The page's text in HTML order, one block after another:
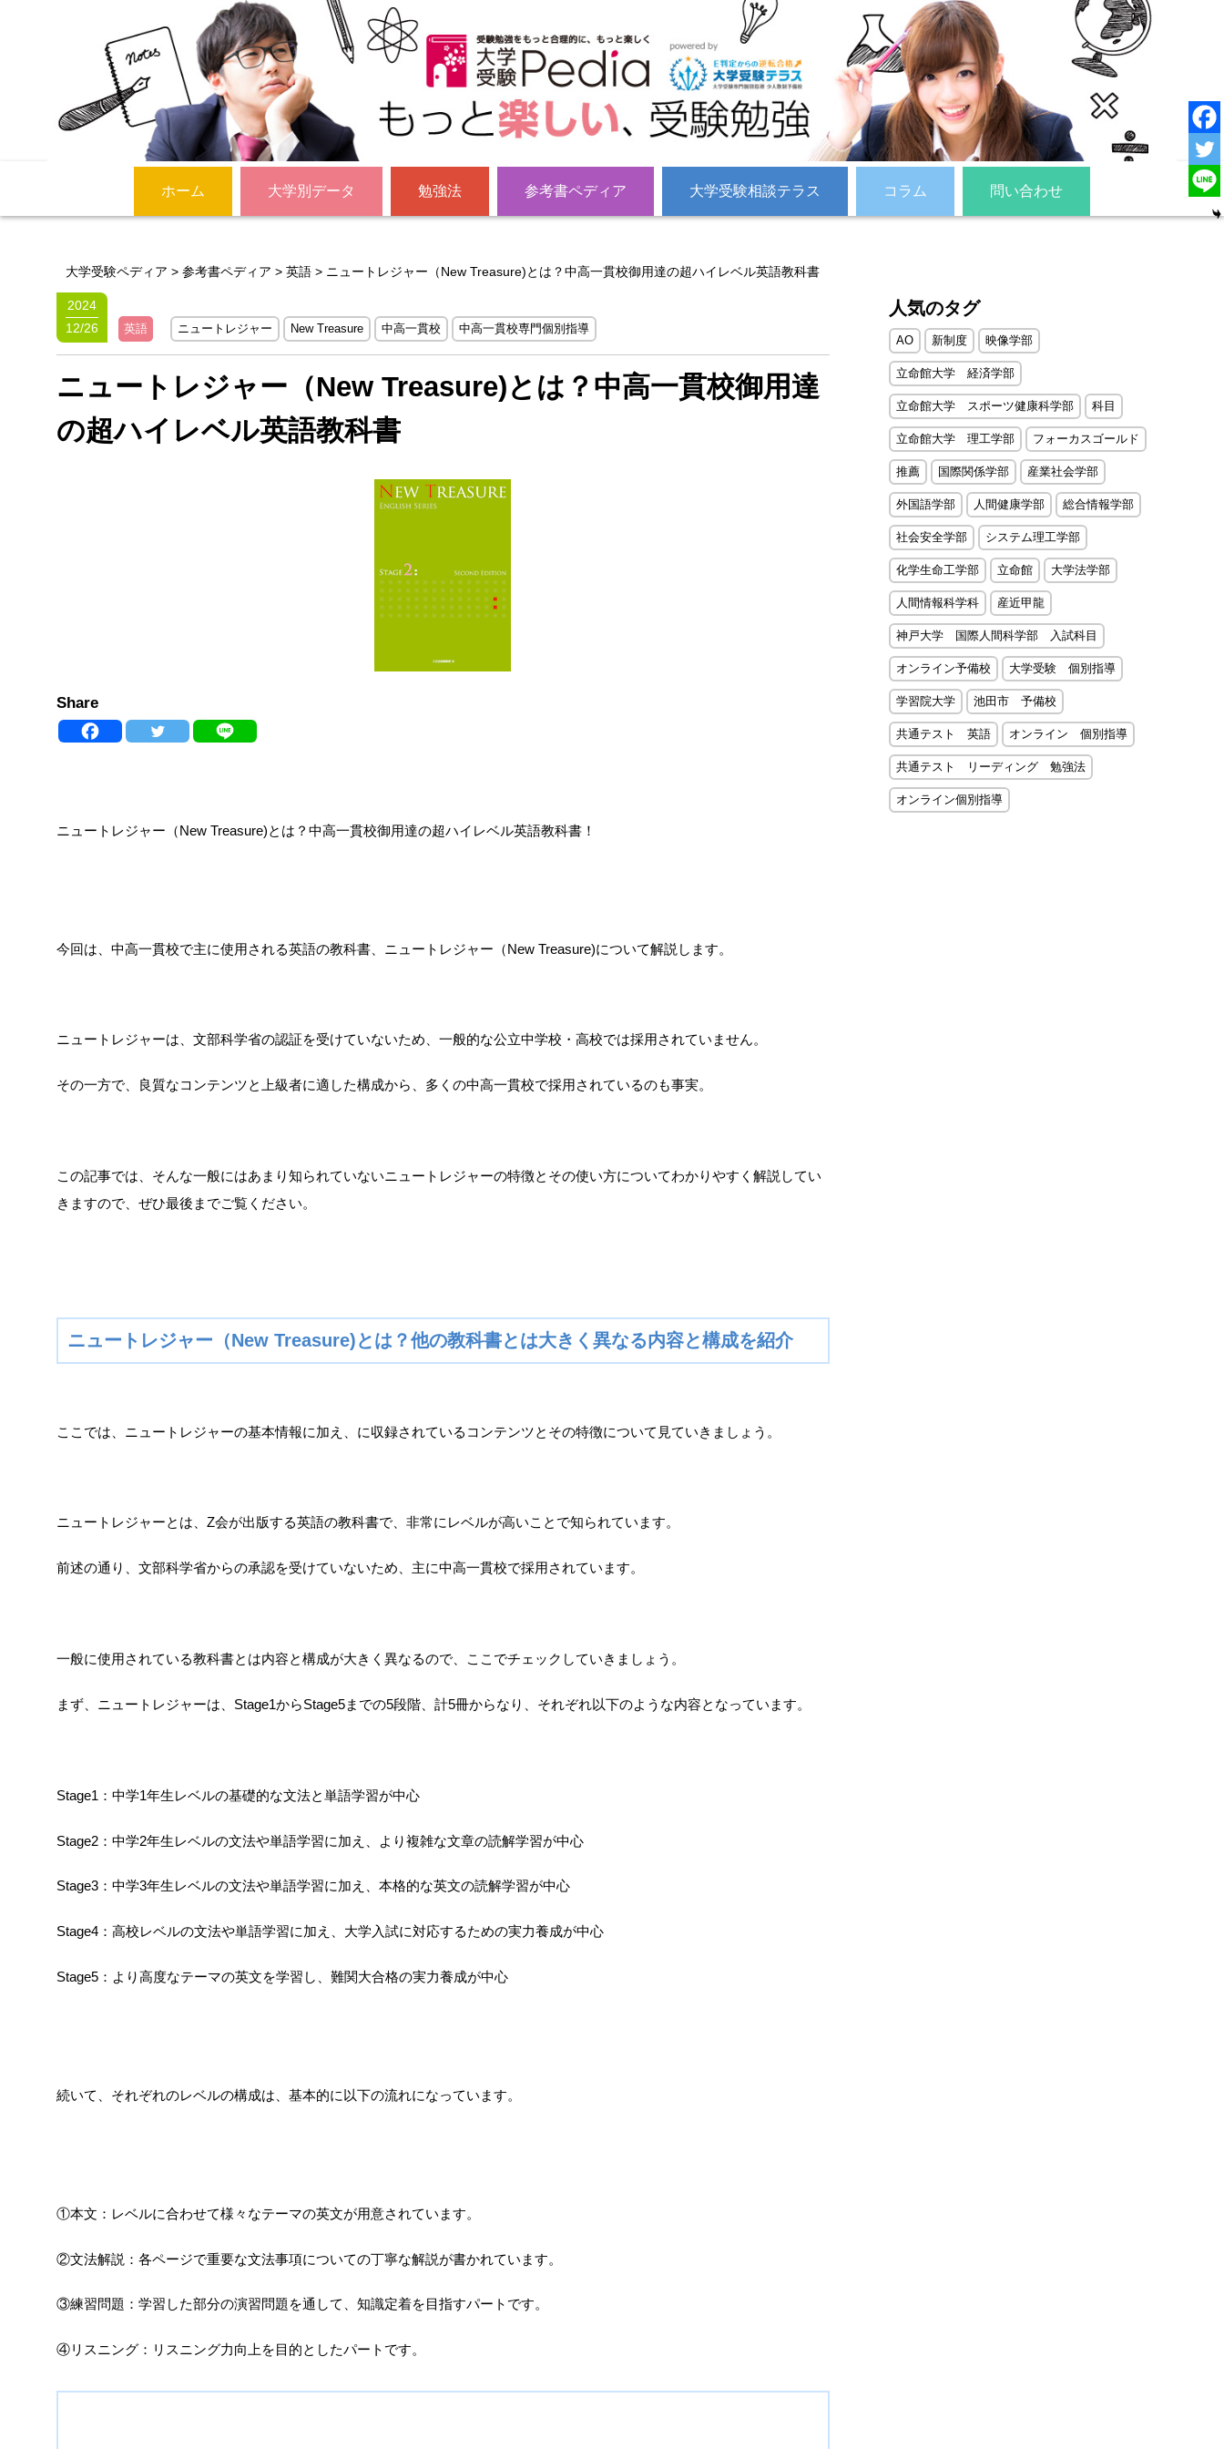
ホーム 大学別データ 勉強法 参考書ペディア 大学受験相談テラス コラム 問い合わせ
大学受験ペディア > 参考書ペディア > 英語 > ニュートレジャー（New Treasure)とは？中高一貫校御用達の超ハイレベル英語教科書
2024
12/26
英語 ニュートレジャー New Treasure 中高一貫校 中高一貫校専門個別指導
ニュートレジャー（New Treasure)とは？中高一貫校御用達
の超ハイレベル英語教科書
Share
ニュートレジャー（New Treasure)とは？中高一貫校御用達の超ハイレベル英語教科書！
今回は、中高一貫校で主に使用される英語の教科書、ニュートレジャー（New Treasure)について解説します。
ニュートレジャーは、文部科学省の認証を受けていないため、一般的な公立中学校・高校では採用されていません。
その一方で、良質なコンテンツと上級者に適した構成から、多くの中高一貫校で採用されているのも事実。
この記事では、そんな一般にはあまり知られていないニュートレジャーの特徴とその使い方についてわかりやすく解説してい
きますので、ぜひ最後までご覧ください。
ニュートレジャー（New Treasure)とは？他の教科書とは大きく異なる内容と構成を紹介
ここでは、ニュートレジャーの基本情報に加え、に収録されているコンテンツとその特徴について見ていきましょう。
ニュートレジャーとは、Z会が出版する英語の教科書で、非常にレベルが高いことで知られています。
前述の通り、文部科学省からの承認を受けていないため、主に中高一貫校で採用されています。
一般に使用されている教科書とは内容と構成が大きく異なるので、ここでチェックしていきましょう。
まず、ニュートレジャーは、Stage1からStage5までの5段階、計5冊からなり、それぞれ以下のような内容となっています。
Stage1：中学1年生レベルの基礎的な文法と単語学習が中心
Stage2：中学2年生レベルの文法や単語学習に加え、より複雑な文章の読解学習が中心
Stage3：中学3年生レベルの文法や単語学習に加え、本格的な英文の読解学習が中心
Stage4：高校レベルの文法や単語学習に加え、大学入試に対応するための実力養成が中心
Stage5：より高度なテーマの英文を学習し、難関大合格の実力養成が中心
続いて、それぞれのレベルの構成は、基本的に以下の流れになっています。
①本文：レベルに合わせて様々なテーマの英文が用意されています。
②文法解説：各ページで重要な文法事項についての丁寧な解説が書かれています。
③練習問題：学習した部分の演習問題を通して、知識定着を目指すパートです。
④リスニング：リスニング力向上を目的としたパートです。
人気のタグ
AO 新制度 映像学部
立命館大学 経済学部
立命館大学 スポーツ健康科学部 科目
立命館大学 理工学部 フォーカスゴールド
推薦 国際関係学部 産業社会学部
外国語学部 人間健康学部 総合情報学部
社会安全学部 システム理工学部
化学生命工学部 立命館 大学法学部
人間情報科学科 産近甲龍
神戸大学 国際人間科学部 入試科目
オンライン予備校 大学受験 個別指導
学習院大学 池田市 予備校
共通テスト 英語 オンライン 個別指導
共通テスト リーディング 勉強法
オンライン個別指導